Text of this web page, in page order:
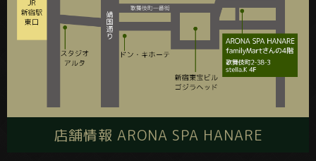
店舗情報 ARONA SPA HANARE